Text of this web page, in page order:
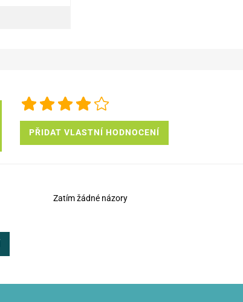
PŘIDAT VLASTNÍ HODNOCENÍ
Zatím žádné názory